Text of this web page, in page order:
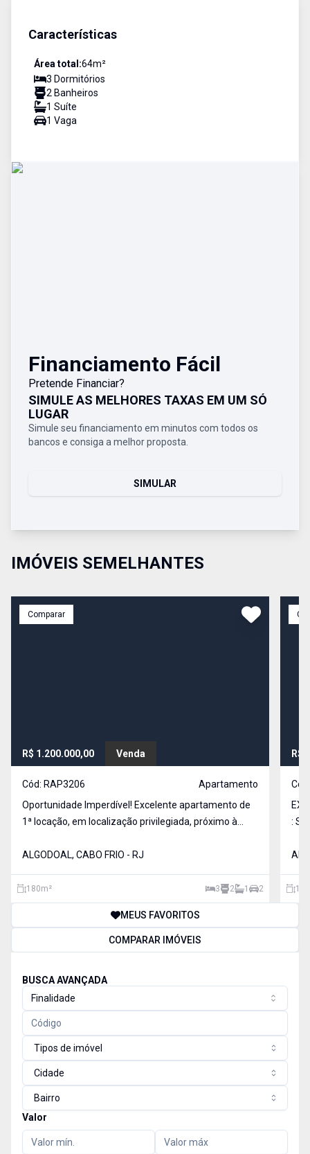
Características
Área total:64m²
3 Dormitórios
2 Banheiros
1 Suíte
1 Vaga
Financiamento Fácil
Pretende Financiar?
SIMULE AS MELHORES TAXAS EM UM SÓ
LUGAR
Simule seu financiamento em minutos com todos os
bancos e consiga a melhor proposta.
SIMULAR
IMÓVEIS SEMELHANTES
Comparar
R$ 1.200.000,00 Venda
Cód: RAP3206
Apartamento
Oportunidade Imperdível! Excelente apartamento de
1ª locação, em localização privilegiada, próximo à
varanda 3 quartos, sendo 1 suíte Todos os quartos
ALGODOAL, CABO FRIO - RJ
180m² 3 2 1 2
R$
:
105
MEUS FAVORITOS
COMPARAR IMÓVEIS
BUSCA AVANÇADA
Finalidade
Tipos de imóvel
Cidade
Bairro
Valor